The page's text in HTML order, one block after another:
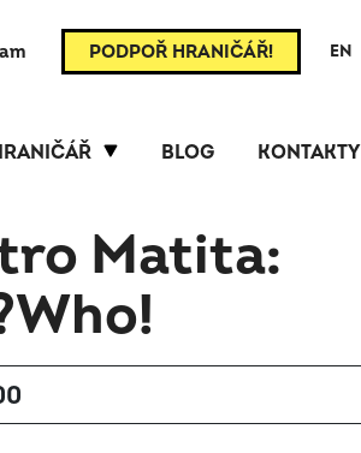
PODPOŘ HRANIČÁŘ! EN
BLOG KONTAKTY
Matita: